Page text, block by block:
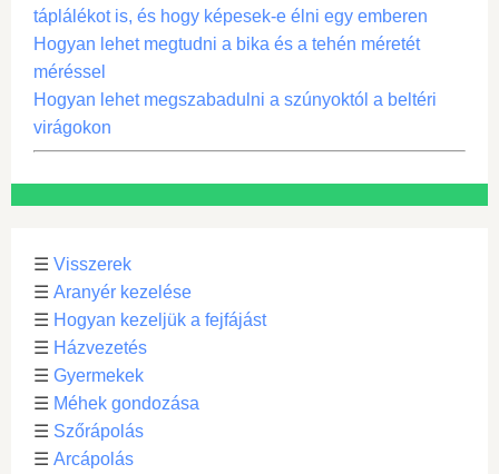
táplálékot is, és hogy képesek-e élni egy emberen
Hogyan lehet megtudni a bika és a tehén méretét
méréssel
Hogyan lehet megszabadulni a szúnyoktól a beltéri
virágokon
☰ Visszerek
☰ Aranyér kezelése
☰ Hogyan kezeljük a fejfájást
☰ Házvezetés
☰ Gyermekek
☰ Méhek gondozása
☰ Szőrápolás
☰ Arcápolás